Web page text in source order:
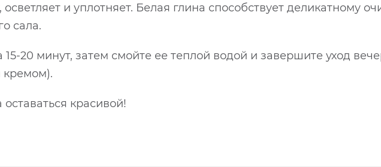
осветляет и уплотняет. Белая глина способствует деликатному
сала.
15-20 минут, затем смойте ее теплой водой и завершите уход
кремом).
красивой!